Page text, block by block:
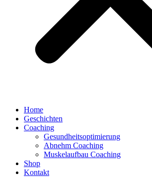
Home
Geschichten
Coaching
Gesundheitsoptimierung
Abnehm Coaching
Muskelaufbau Coaching
Shop
Kontakt